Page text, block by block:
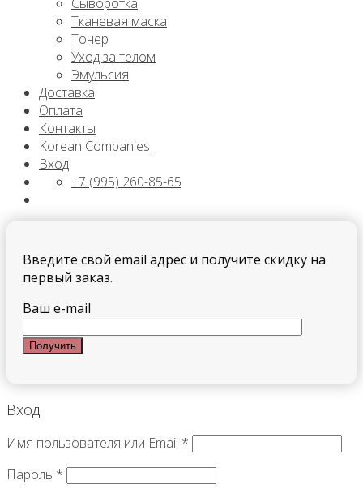
Тканевая маска
Тонер
Уход за телом
Эмульсия
Доставка
Оплата
Контакты
Korean Companies
Вход
+7 (995) 260-85-65
Введите свой email адрес и получите скидку на
первый заказ.
Ваш e-mail
Вход
Имя пользователя или Email *
Пароль *